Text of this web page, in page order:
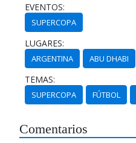
EVENTOS:
SUPERCOPA
LUGARES:
ARGENTINA ABU DHABI
TEMAS:
SUPERCOPA FÚTBOL
Comentarios